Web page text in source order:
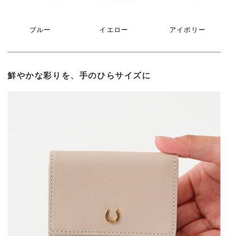
ブルー イエロー アイボリー
鮮やかな彩りを、手のひらサイズに